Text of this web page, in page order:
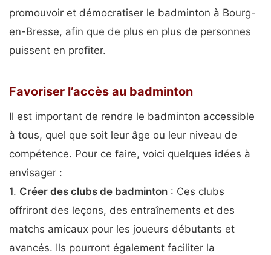
promouvoir et démocratiser le badminton à Bourg-
en-Bresse, afin que de plus en plus de personnes
puissent en profiter.
Favoriser l’accès au badminton
Il est important de rendre le badminton accessible
à tous, quel que soit leur âge ou leur niveau de
compétence. Pour ce faire, voici quelques idées à
envisager :
1. Créer des clubs de badminton : Ces clubs
offriront des leçons, des entraînements et des
matchs amicaux pour les joueurs débutants et
avancés. Ils pourront également faciliter la